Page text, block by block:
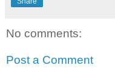
No comments:
Post a Comment